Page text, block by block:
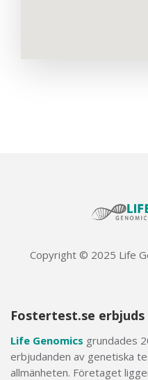
Copyright © 2025 Life
Fostertest.se erbjuds
Life Genomics grundades
erbjudanden av genetiska
allmänheten. Företaget